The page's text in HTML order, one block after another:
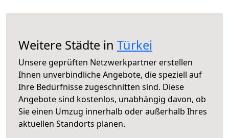
Weitere Städte in Türkei
Unsere geprüften Netzwerkpartner erstellen
Ihnen unverbindliche Angebote, die speziell auf
Ihre Bedürfnisse zugeschnitten sind. Diese
Angebote sind kostenlos, unabhängig davon, ob
Sie einen Umzug innerhalb oder außerhalb Ihres
aktuellen Standorts planen.